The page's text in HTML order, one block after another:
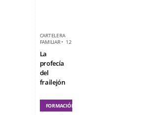
CARTELERA
FAMILIAR• 12
La
profecía
del
frailejón
FORMACIÓN